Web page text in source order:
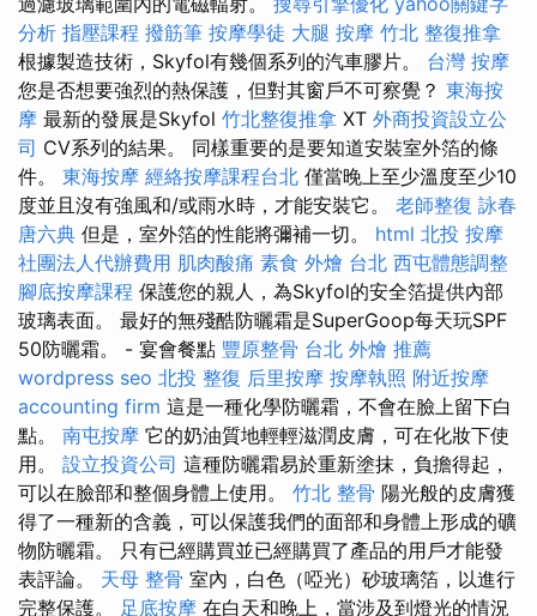
分析 指壓課程 撥筋筆 按摩學徒 大腿 按摩 竹北 整復推拿
根據製造技術，Skyfol有幾個系列的汽車膠片。 台灣 按摩
您是否想要強烈的熱保護，但對其窗戶不可察覺？ 東海按
摩 最新的發展是Skyfol 竹北整復推拿 XT 外商投資設立公
司 CV系列的結果。 同樣重要的是要知道安裝室外箔的條
件。 東海按摩 經絡按摩課程台北 僅當晚上至少溫度至少10
度並且沒有強風和/或雨水時，才能安裝它。 老師整復 詠春
唐六典 但是，室外箔的性能將彌補一切。 html 北投 按摩
社團法人代辦費用 肌肉酸痛 素食 外燴 台北 西屯體態調整
腳底按摩課程 保護您的親人，為Skyfol的安全箔提供內部
玻璃表面。 最好的無殘酷防曬霜是SuperGoop每天玩SPF
50防曬霜。 - 宴會餐點 豐原整骨 台北 外燴 推薦
wordpress seo 北投 整復 后里按摩 按摩執照 附近按摩
accounting firm 這是一種化學防曬霜，不會在臉上留下白
點。 南屯按摩 它的奶油質地輕輕滋潤皮膚，可在化妝下使
用。 設立投資公司 這種防曬霜易於重新塗抹，負擔得起，
可以在臉部和整個身體上使用。 竹北 整骨 陽光般的皮膚獲
得了一種新的含義，可以保護我們的面部和身體上形成的礦
物防曬霜。 只有已經購買並已經購買了產品的用戶才能發
表評論。 天母 整骨 室內，白色（啞光）砂玻璃箔，以進行
完整保護。 足底按摩 在白天和晚上，當涉及到燈光的情況